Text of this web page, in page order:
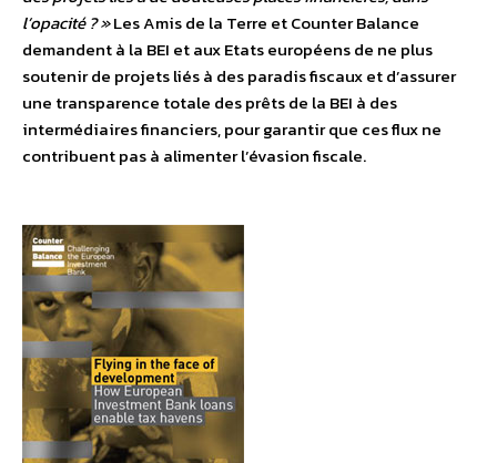
l’opacité ? »Les Amis de la Terre et Counter Balance
demandent à la BEI et aux Etats européens de ne plus
soutenir de projets liés à des paradis fiscaux et d’assurer
une transparence totale des prêts de la BEI à des
intermédiaires financiers, pour garantir que ces flux ne
contribuent pas à alimenter l’évasion fiscale.